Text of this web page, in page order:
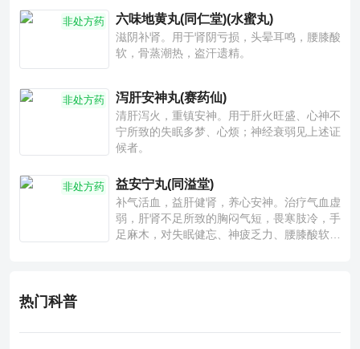
非处方药 六味地黄丸(同仁堂)(水蜜丸)
滋阴补肾。用于肾阴亏损，头晕耳鸣，腰膝酸
软，骨蒸潮热，盗汗遗精。
非处方药 泻肝安神丸(赛药仙)
清肝泻火，重镇安神。用于肝火旺盛、心神不
宁所致的失眠多梦、心烦；神经衰弱见上述证
候者。
非处方药 益安宁丸(同溢堂)
补气活血，益肝健肾，养心安神。治疗气血虚
弱，肝肾不足所致的胸闷气短，畏寒肢冷，手
足麻木，对失眠健忘、神疲乏力、腰膝酸软也
热门科普